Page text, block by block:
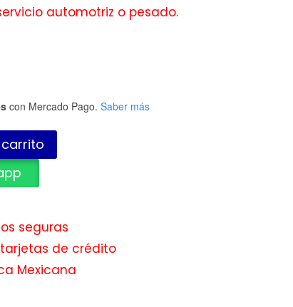
automotriz o pesado.
con Mercado Pago. Saber más
seguras
de crédito
Mexicana